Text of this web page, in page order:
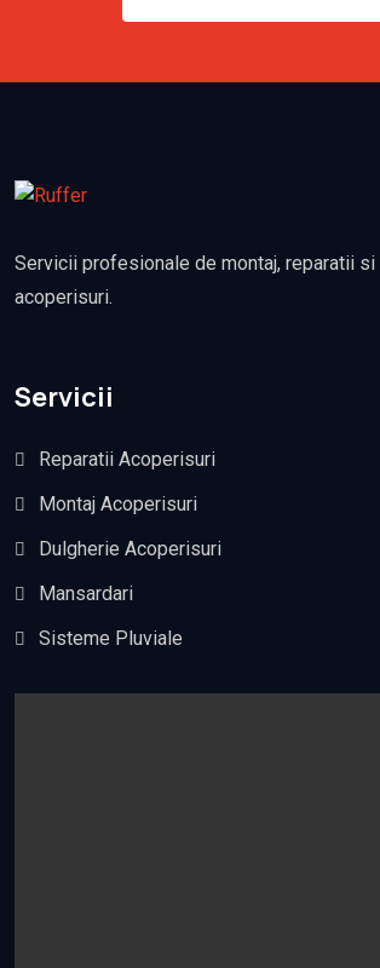
Servicii profesionale de montaj, reparatii si
acoperisuri.
Servicii
Reparatii Acoperisuri
Montaj Acoperisuri
Dulgherie Acoperisuri
Mansardari
Sisteme Pluviale